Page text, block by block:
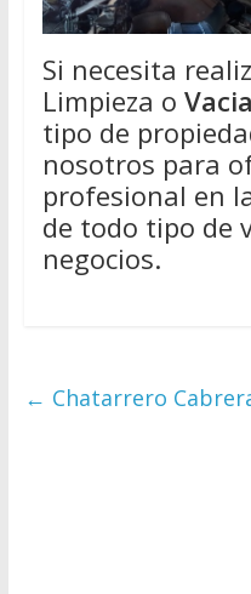
Si necesita
Limpieza o
tipo de
nosotros para
profesional en
de todo tipo de
negocios.
← Chatarrero